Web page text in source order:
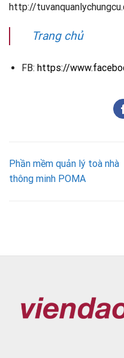
http://
Trang chủ
FB: https://
Phần mềm quản lý toà nhà
thông minh POMA